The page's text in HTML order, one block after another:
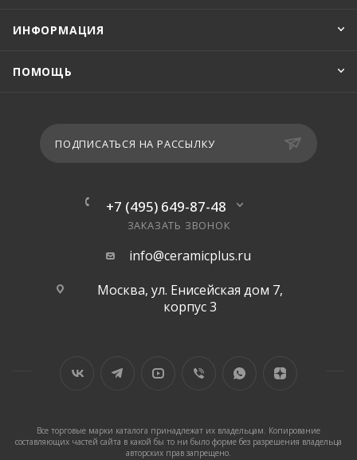
ИНФОРМАЦИЯ
ПОМОЩЬ
ПОДПИСАТЬСЯ НА РАССЫЛКУ
+7 (495) 649-87-48
ЗАКАЗАТЬ ЗВОНОК
info@ceramicplus.ru
Москва, ул. Енисейская дом 7,
корпус 3
Все торговые марки каталога принадлежат их владельцам. Копирование
составляющих частей сайта в какой бы то ни было форме без разрешения владельца
авторских прав запрещено.